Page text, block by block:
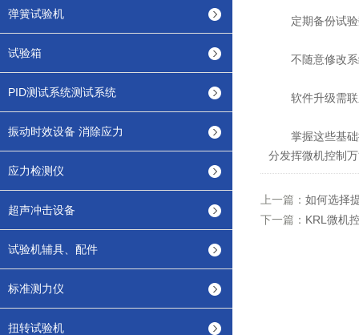
弹簧试验机
试验箱
PID测试系统测试系统
振动时效设备 消除应力
应力检测仪
超声冲击设备
试验机辅具、配件
标准测力仪
扭转试验机
定期备份试验
不随意修改系
软件升级需联
掌握这些基础
分发挥微机控制
上一篇： 如何选择
下一篇： KRL微机